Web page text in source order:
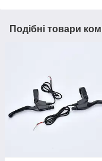
Подібні товари